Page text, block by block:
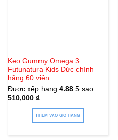
Kẹo Gummy Omega 3
Futunatura Kids Đức chính
hãng 60 viên
Được xếp hạng 4.885 sao
510,000 ₫
THÊM VÀO GIỎ HÀNG